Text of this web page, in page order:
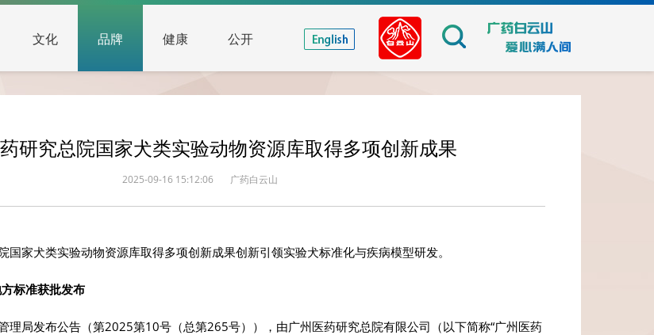
文化 品牌 健康 公开
研究总院国家犬类实验动物资源库取得多项创新成果
2025-09-16 15:12:06 广药白云山
国家犬类实验动物资源库取得多项创新成果创新引领实验犬标准化与疾病模型研发。
标准获批发布
理局发布公告（第2025第10号（总第265号）），由广州医药研究总院有限公司（以下简称“广州医药